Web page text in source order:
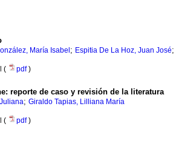
María Isabel ; Espitia De La Hoz, Juan José;
( pdf)
reporte de caso y revisión de la literatura
; Giraldo Tapias, Lilliana María
( pdf)